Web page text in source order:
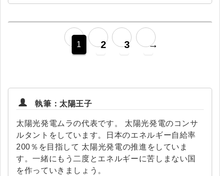
1 2 3 →
執筆：太陽王子
太陽光発電ムラの代表です。 太陽光発電のコンサ
ルタントをしています。日本のエネルギー自給率
200％を目指して 太陽光発電の推進をしていま
す。一緒にもう二度とエネルギーに苦しまない国
を作っていきましょう。